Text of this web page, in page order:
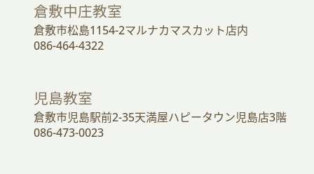
倉敷中庄教室
倉敷市松島1154-2マルナカマスカット店内
086-464-4322
児島教室
倉敷市児島駅前2-35天満屋ハピータウン児島店3階
086-473-0023